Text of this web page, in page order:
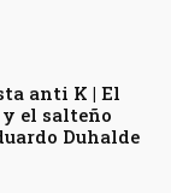
anti K | El
el salteño
Duhalde